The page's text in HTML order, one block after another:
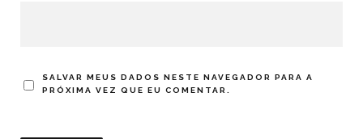
SALVAR MEUS DADOS NESTE NAVEGADOR PARA A
PRÓXIMA VEZ QUE EU COMENTAR.